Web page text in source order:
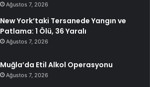
Ağustos 7, 2026
New York’taki Tersanede Yangın ve
Patlama: 1 Ölü, 36 Yaralı
Ağustos 7, 2026
Muğla’da Etil Alkol Operasyonu
Ağustos 7, 2026